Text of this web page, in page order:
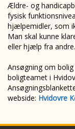
Ældre- og
fysisk
hjælpemidler, som
Man skal kunne
eller hjælp fra andre.
Ansøgning om
boligteamet i
webside: Hvidovre